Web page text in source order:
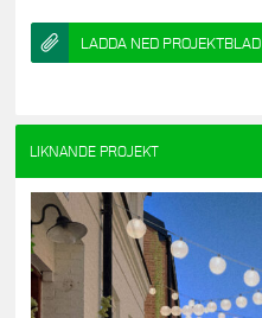
LADDA NED PROJEKTBLAD
LIKNANDE PROJEKT